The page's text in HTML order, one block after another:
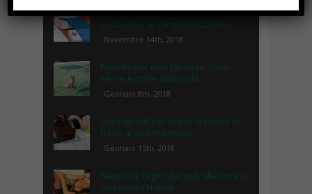
Lipolaser, cos’è, come funziona e
quali sono le controindicazioni
Novembre 14th, 2018
Recinto per cani fai da te, cosa
serve e come costruirlo
Gennaio 8th, 2018
Consigli utili per pulire le borse in
base al loro materiale
Gennaio 15th, 2018
Napoli by Night: dai pub alla serata
con escort Napoli.